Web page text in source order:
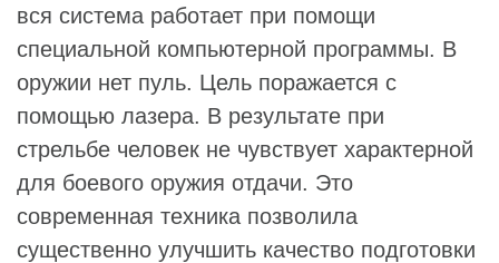
вся система работает при помощи
специальной компьютерной программы. В
оружии нет пуль. Цель поражается с
помощью лазера. В результате при
стрельбе человек не чувствует характерной
для боевого оружия отдачи. Это
современная техника позволила
существенно улучшить качество подготовки